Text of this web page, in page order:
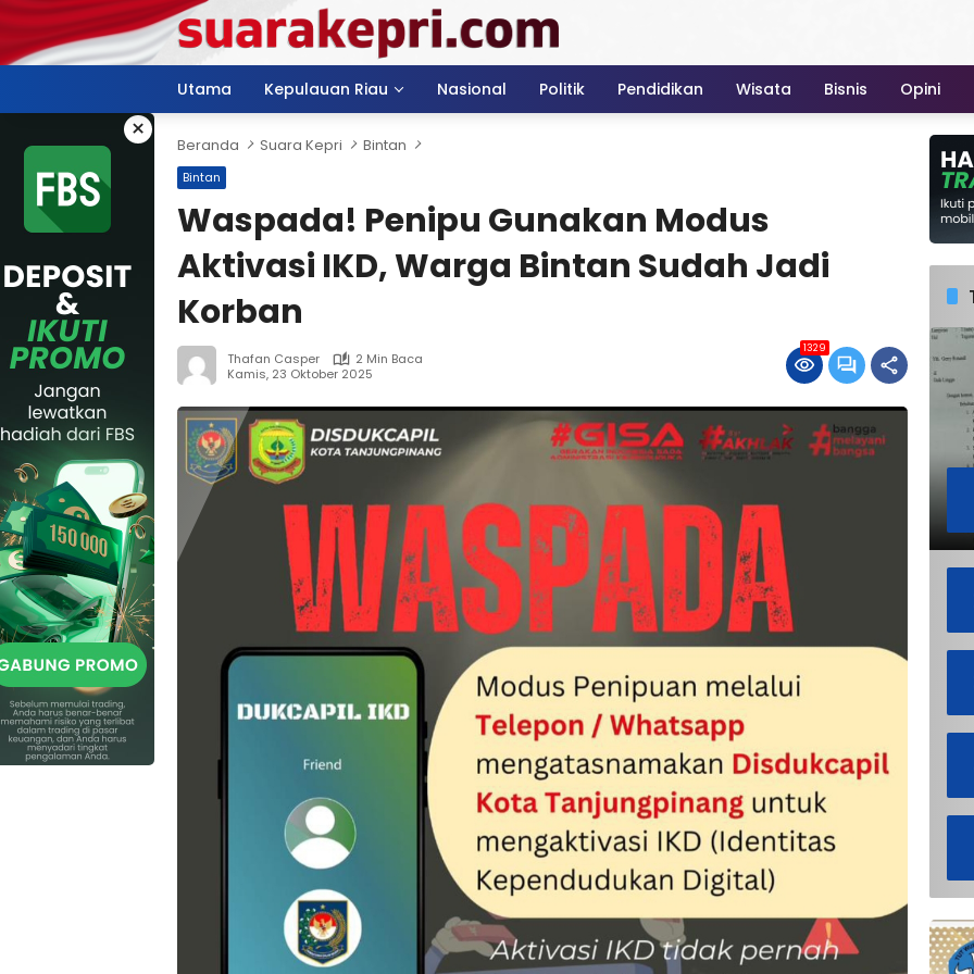
Langsung
konten
Utama
Kepulauan Riau Nasional Politik Pendidikan Wisata Bisnis Opini
× Beranda Suara Kepri Bintan
Bintan
Waspada! Penipu Gunakan Modus
Aktivasi IKD, Warga Bintan Sudah Jadi
Korban
Thafan Casper
2 Min Baca
Kamis, 23 Oktober 2025
1329